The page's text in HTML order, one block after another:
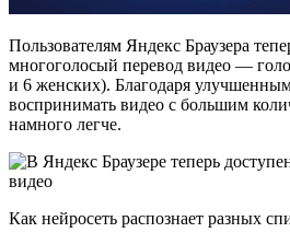
Пользователям Яндекс Браузера
многоголосый перевод видео —
и 6 женских). Благодаря
воспринимать видео с большим
намного легче.
Как нейросеть распознает разных